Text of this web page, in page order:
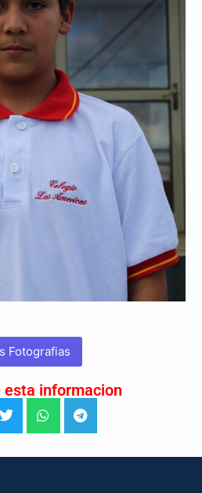
Fotografias
esta informacion